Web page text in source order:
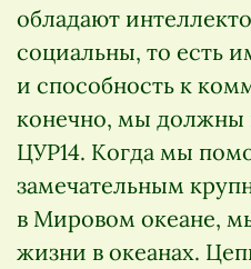
обладают
социальны, то есть
и способность к
конечно, мы должны
ЦУР14. Когда мы
замечательным
в Мировом океане,
жизни в океанах.